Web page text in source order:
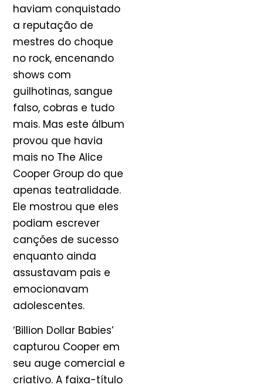
haviam conquistado
a reputação de
mestres do choque
no rock, encenando
shows com
guilhotinas, sangue
falso, cobras e tudo
mais. Mas este álbum
provou que havia
mais no The Alice
Cooper Group do que
apenas teatralidade.
Ele mostrou que eles
podiam escrever
canções de sucesso
enquanto ainda
assustavam pais e
emocionavam
adolescentes.
‘Billion Dollar Babies’
capturou Cooper em
seu auge comercial e
criativo. A faixa-título